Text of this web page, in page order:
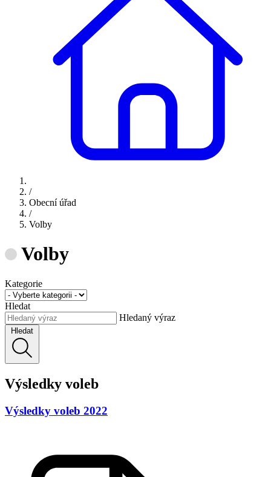
/
Obecní úřad
/
Volby
Volby
Kategorie
Hledat
Hledaný výraz
Hledat
Výsledky voleb
Výsledky voleb 2022